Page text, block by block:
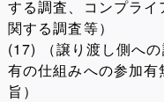
する調査、コンプラ
関する調査等）
(17) （譲り渡し側へ
有の仕組みへの参加
旨）